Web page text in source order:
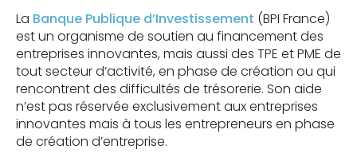
La Banque Publique d’Investissement (BPI France)
est un organisme de soutien au financement des
entreprises innovantes, mais aussi des TPE et PME de
tout secteur d’activité, en phase de création ou qui
rencontrent des difficultés de trésorerie. Son aide
n’est pas réservée exclusivement aux entreprises
innovantes mais à tous les entrepreneurs en phase
de création d’entreprise.